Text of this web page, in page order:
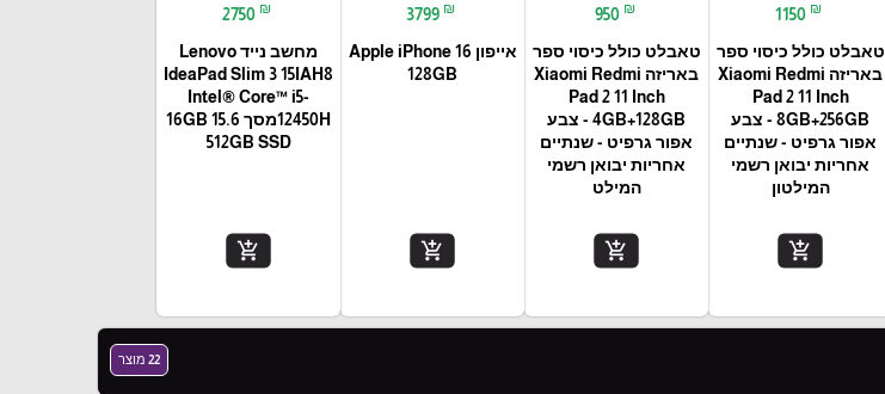
1150 ₪
טאבלט כולל כיסוי ספר
באריזה Xiaomi Redmi
Pad 2 11 Inch
8GB+256GB - צבע
אפור גרפיט - שנתיים
אחריות יבואן רשמי
המילטון
add_shopping_cart
950 ₪
טאבלט כולל כיסוי ספר
באריזה Xiaomi Redmi
Pad 2 11 Inch
4GB+128GB - צבע
אפור גרפיט - שנתיים
אחריות יבואן רשמי
המילט
add_shopping_cart
3799 ₪
אייפון Apple iPhone 16
128GB
add_shopping_cart
2750 ₪
מחשב נייד Lenovo
IdeaPad Slim 3 15IAH8
Intel® Core™ i5-
12450Hמסך 15.6 16GB
512GB SSD
add_shopping_cart
22 מוצר